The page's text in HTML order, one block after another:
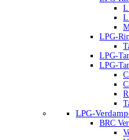
LPG-
LPG-
LPG-
LPG-
BRC